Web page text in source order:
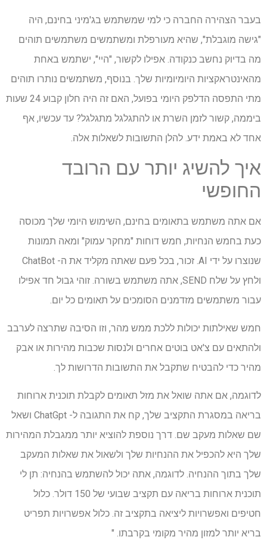
בעבר הצהירה החברה כי למי שמשתמש בג'מיני בחינם, היה
"גישה מוגבלת", שהיא מעורפלת ומשתמשים משתמשים תוהים
מה בדיוק נחשב כנקודה. אפילו לקשור, "היי", ישתמש באחת
מהאינטראקציות היומיומיות שלך. בנוסף, משתמשים נותרו תוהים
מתי התפסה הדלפק היומי בפועל, האם זה היה חלון קבוע 24 שעות
ביממה, קשור לזמן השרת או להתגלגל מתגלגל? עד עכשיו, אף
אחד לא באמת ידע. להלן התשובות לשאלות אלה.
איך להשיג יותר עם הרובד
החופשי
אם אתה משתמש בתאומים בחינם, השימוש היומי שלך מכוסה
כעת בחמש הנחיות, חמש דוחות "מחקר עמוק" ומאה תמונות
שנוצרו על ידי AI. זכור, בכל פעם שאתה מקליד את ה- ChatBot
ולחץ על שלח SEND, אתה משתמש בשורה. זוהי גבול חד אפילו
עבור משתמשים מזדמנים הסומכים על תאומים כל יום.
חמש שאילתות יכולות ללכת ממש מהר, וזו הסיבה שתרצה לערבב
ולהתאים עם צ'אט בוטים אחרים ולנסות שכבות מהירות או אבק
מהיר כדי להבטיח שתקבל את התשובות הדרושות לך.
לדוגמה, אם אתה שואל את מזל תאומים לקבלת תוכנית ארוחות
בריאה במסגרת התקציב שלך, קח את התגובה ל- ChatGpt ושאל
שם שאלות מעקב שם. דרך נוספת להוציא יותר ממגבלת המהירות
שלך היא להכפיל את ההנחיות שלך ולשאול את שאלות המעקב
שלך בתוך ההנחיה. לדוגמה, אתה יכול להשתמש בהנחיה: תן לי
תוכנית ארוחות בריאה עם תקציב שבועי של 150 דולר. כלול
חטיפים ואפשרויות ליציאה בתקציב זה. כלול אפשרויות תפריט
בריא יותר למזון מהיר מקומי בקרבתו. "